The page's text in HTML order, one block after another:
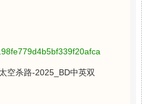
空杀路-2025_BD中英双